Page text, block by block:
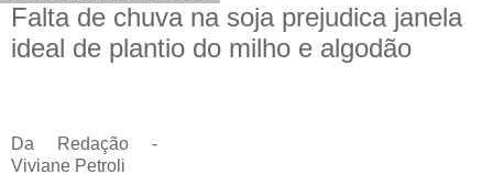
Falta de chuva na soja prejudica janela
ideal de plantio do milho e algodão
Da Redação -
Viviane Petroli